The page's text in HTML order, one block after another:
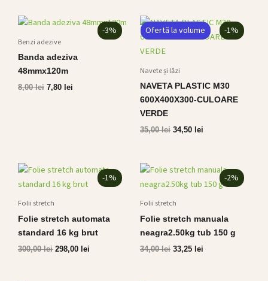
-3%
Benzi adezive
Banda adeziva
48mmx120m
8,00lei
Prețul
a
8,00 lei.
7,80 lei
Prețul
Ofertă la volume -1%
Navete și lăzi
NAVETA PLASTIC M30
600X400X300-CULOARE
VERDE
35,00lei
Prețul
inițial
a
34,50 lei
Prețul
curent
este:
-1%
Folii stretch
Folie stretch automata
standard 16 kg brut
300,00lei
Prețul
a
298,00 lei
Prețul
curent
este:
-2%
Folii stretch
Folie stretch manuala
neagra2.50kg tub 150 g
34,00lei
Prețul
a
34,00 lei.
33,25 lei
Prețul
curent
este: